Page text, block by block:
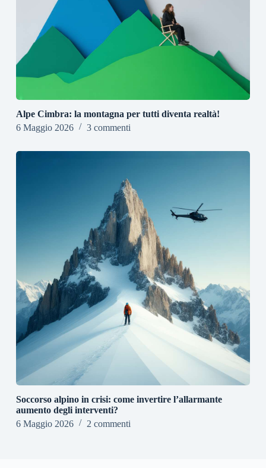
Alpe Cimbra: la montagna per tutti diventa realtà!
6 Maggio 2026
3 commenti
Soccorso alpino in crisi: come invertire l’allarmante
aumento degli interventi?
6 Maggio 2026
2 commenti